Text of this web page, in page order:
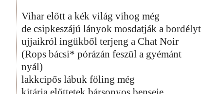
Vihar előtt a kék világ vihog még
de csipkeszájú lányok mosdatják a bordélyt
ujjaikról ingükből terjeng a Chat Noir
(Rops bácsi* pórázán feszül a gyémánt
nyál)
lakkcipős lábuk föling még